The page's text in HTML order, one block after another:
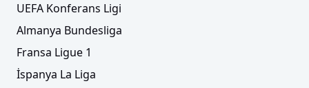
UEFA Konferans Ligi
Almanya Bundesliga
Fransa Ligue 1
İspanya La Liga